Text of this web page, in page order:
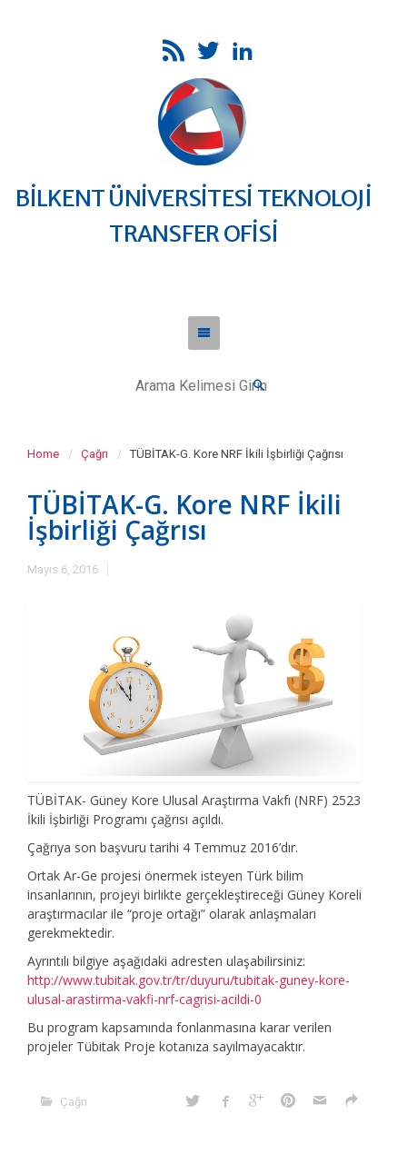
BİLKENT ÜNİVERSİTESİ TEKNOLOJİ
TRANSFER OFİSİ
Home Çağrı TÜBİTAK-G. Kore NRF İkili İşbirliği Çağrısı
TÜBİTAK-G. Kore NRF İkili
İşbirliği Çağrısı
Mayıs 6, 2016
TÜBİTAK- Güney Kore Ulusal Araştırma Vakfı (NRF) 2523
İkili İşbirliği Programı çağrısı açıldı.
Çağrıya son başvuru tarihi 4 Temmuz 2016’dır.
Ortak Ar-Ge projesi önermek isteyen Türk bilim
insanlarının, projeyi birlikte gerçekleştireceği Güney Koreli
araştırmacılar ile “proje ortağı” olarak anlaşmaları
gerekmektedir.
Ayrıntılı bilgiye aşağıdaki adresten ulaşabilirsiniz:
http://www.tubitak.gov.tr/tr/duyuru/tubitak-guney-kore-
ulusal-arastirma-vakfi-nrf-cagrisi-acildi-0
Bu program kapsamında fonlanmasına karar verilen
projeler Tübitak Proje kotanıza sayılmayacaktır.
Çağrı